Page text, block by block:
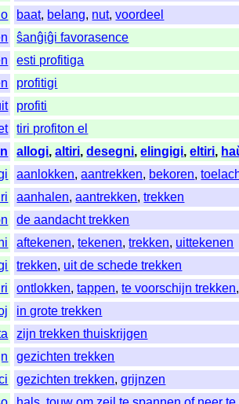
baat, belang, nut,voordeel
ŝanĝiĝi favorasence
esti profitiga
profitigi
profiti
tiri profiton el
allogi,altiri,desegni,elingigi,eltiri,
aanlokken,aantrekken, bekoren,
aanhalen,aantrekken,trekken
de aandacht trekken
aftekenen,tekenen,trekken, uittekenen
trekken, uit de schede trekken
ontlokken,tappen,te voorschijn trekken
in grote trekken
zijn trekken thuiskrijgen
gezichten trekken
gezichten trekken,grijnzen